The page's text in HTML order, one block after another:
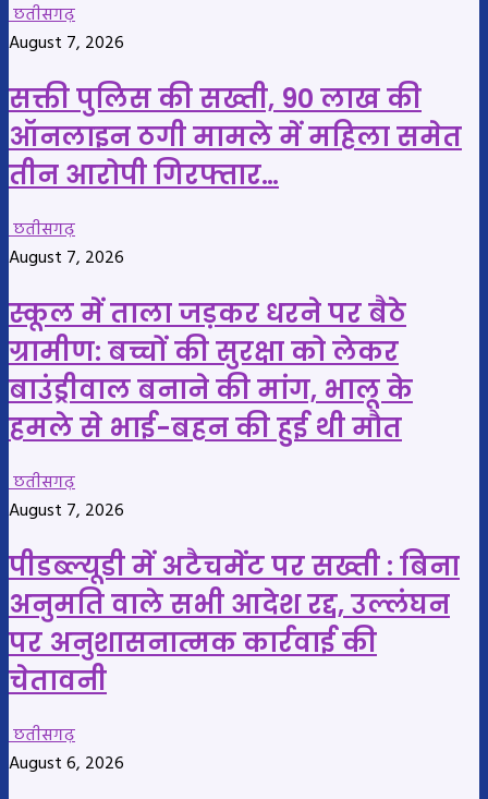
छतीसगढ़
August 7, 2026
सक्ती पुलिस की सख्ती, 90 लाख की
ऑनलाइन ठगी मामले में महिला समेत
तीन आरोपी गिरफ्तार…
छतीसगढ़
August 7, 2026
स्कूल में ताला जड़कर धरने पर बैठे
ग्रामीण: बच्चों की सुरक्षा को लेकर
बाउंड्रीवाल बनाने की मांग, भालू के
हमले से भाई-बहन की हुई थी मौत
छतीसगढ़
August 7, 2026
पीडब्ल्यूडी में अटैचमेंट पर सख्ती : बिना
अनुमति वाले सभी आदेश रद्द, उल्लंघन
पर अनुशासनात्मक कार्रवाई की
चेतावनी
छतीसगढ़
August 6, 2026